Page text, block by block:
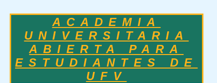
ACADEMIA
UNIVERSITARIA
ABIERTA PARA
ESTUDIANTES DE
UFV